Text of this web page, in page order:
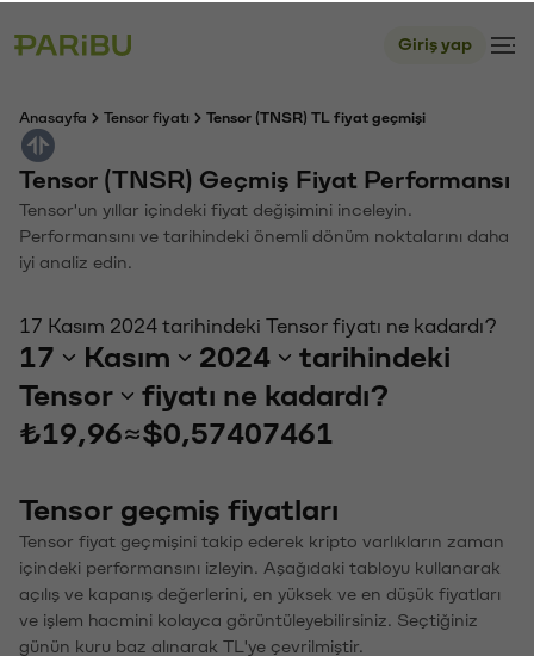
Giriş yap
Anasayfa Tensor fiyatı Tensor (TNSR) TL fiyat geçmişi
Tensor (TNSR) Geçmiş Fiyat Performansı
Tensor'un yıllar içindeki fiyat değişimini inceleyin.
Performansını ve tarihindeki önemli dönüm noktalarını daha
iyi analiz edin.
17 Kasım 2024 tarihindeki Tensor fiyatı ne kadardı?
17 Kasım 2024
tarihindeki
Tensor
fiyatı ne kadardı?
₺19,96≈$0,57407461
Tensor geçmiş fiyatları
Tensor fiyat geçmişini takip ederek kripto varlıkların zaman
içindeki performansını izleyin. Aşağıdaki tabloyu kullanarak
açılış ve kapanış değerlerini, en yüksek ve en düşük fiyatları
ve işlem hacmini kolayca görüntüleyebilirsiniz. Seçtiğiniz
günün kuru baz alınarak TL'ye çevrilmiştir.